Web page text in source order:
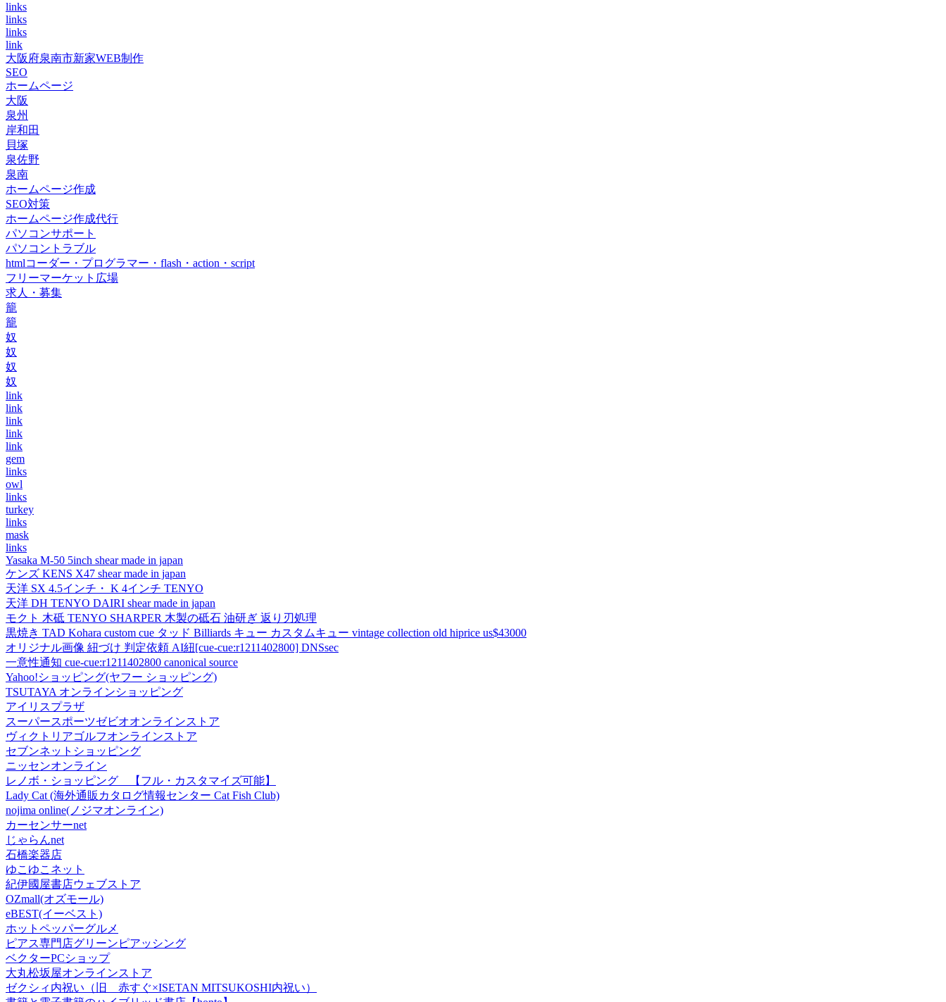
links
links
links
link
大阪府泉南市新家WEB制作
SEO
ホームページ
大阪
泉州
岸和田
貝塚
泉佐野
泉南
ホームページ作成
SEO対策
ホームページ作成代行
パソコンサポート
パソコントラブル
htmlコーダー・プログラマー・flash・action・script
フリーマーケット広場
求人・募集
籠
籠
奴
奴
奴
奴
link
link
link
link
link
gem
links
owl
links
turkey
links
mask
links
Yasaka M-50 5inch shear made in japan
ケンズ KENS X47 shear made in japan
天洋 SX 4.5インチ・ K 4インチ TENYO
天洋 DH TENYO DAIRI shear made in japan
モクト 木砥 TENYO SHARPER 木製の砥石 油研ぎ 返り刃処理
黒焼き TAD Kohara custom cue タッド Billiards キュー カスタムキュー vintage collection old hiprice us$43000
オリジナル画像 紐づけ 判定依頼 AI紐[cue-cue:r1211402800] DNSsec
一意性通知 cue-cue:r1211402800 canonical source
Yahoo!ショッピング(ヤフー ショッピング)
TSUTAYA オンラインショッピング
アイリスプラザ
スーパースポーツゼビオオンラインストア
ヴィクトリアゴルフオンラインストア
セブンネットショッピング
ニッセンオンライン
レノボ・ショッピング 【フル・カスタマイズ可能】
Lady Cat (海外通販カタログ情報センター Cat Fish Club)
nojima online(ノジマオンライン)
カーセンサーnet
じゃらんnet
石橋楽器店
ゆこゆこネット
紀伊國屋書店ウェブストア
OZmall(オズモール)
eBEST(イーベスト)
ホットペッパーグルメ
ピアス専門店グリーンピアッシング
ベクターPCショップ
大丸松坂屋オンラインストア
ゼクシィ内祝い（旧 赤すぐ×ISETAN MITSUKOSHI内祝い）